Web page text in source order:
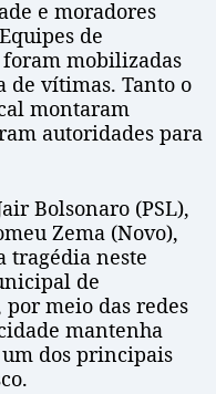
e moradores
de
mobilizadas
de vítimas. Tanto o
montaram
autoridades para
Bolsonaro (PSL),
Zema (Novo),
tragédia neste
de
meio das redes
mantenha
dos principais